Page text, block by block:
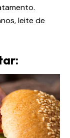
leite de